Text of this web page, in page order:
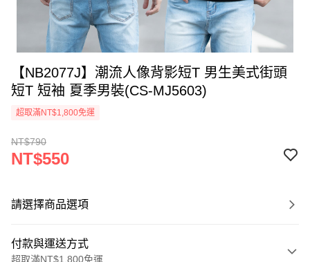
【NB2077J】潮流人像背影短T 男生美式街頭
短T 短袖 夏季男裝(CS-MJ5603)
超取滿NT$1,800免運
NT$790
NT$550
請選擇商品選項
付款與運送方式
超取滿NT$1,800免運